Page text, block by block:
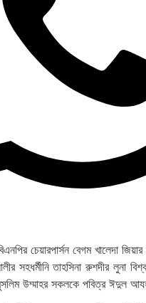
চেয়ারপার্সন বেগম খালেদা
সহধর্মীনি তাহসিনা রুশদীর লুনা
উম্মাহর সকলকে পবিত্র ঈদুল